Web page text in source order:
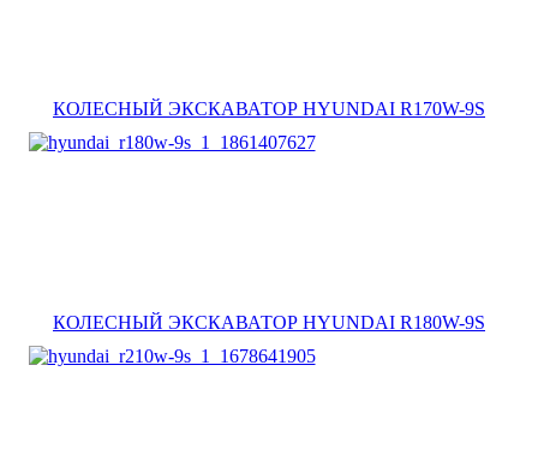
КОЛЕСНЫЙ ЭКСКАВАТОР HYUNDAI R170W-9S
КОЛЕСНЫЙ ЭКСКАВАТОР HYUNDAI R180W-9S